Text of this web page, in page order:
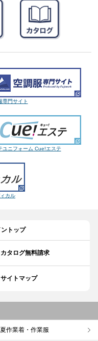
専門サイト
ユニフォーム Cue!エステ
カル
トップ
カタログ無料請求
サイトマップ
作業着・作業服